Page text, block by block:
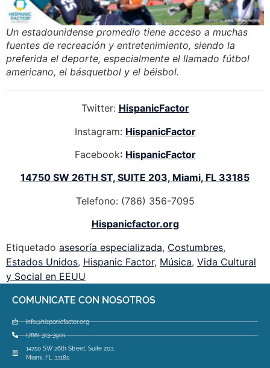
Un estadounidense promedio tiene acceso a muchas
fuentes de recreación y entretenimiento, siendo la
preferida el deporte, especialmente el llamado fútbol
americano, el básquetbol y el béisbol.
Twitter: HispanicFactor
Instagram: HispanicFactor
Facebook: HispanicFactor
14750 SW 26TH ST, SUITE 203, Miami, FL 33185
Telefono: (786) 356-7095
Hispanicfactor.org
Etiquetado asesoría especializada, Costumbres,
Estados Unidos, Hispanic Factor, Música, Vida Cultural
y Social en EEUU
COMUNICATE CON NOSOTROS
Info@hispanicfactor.org
(786) 313-3901
14750 SW 26th Street, Suite 203,
Miami, FL 33185